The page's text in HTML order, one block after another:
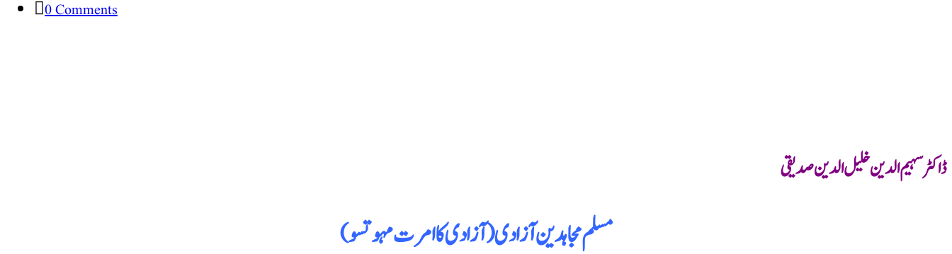
0 Comments
ڈاکٹر سہیم الدین خلیل الدین صدیقی
مسلم مجاہدین آزادی(آزادی کا امرت مہوتسو)